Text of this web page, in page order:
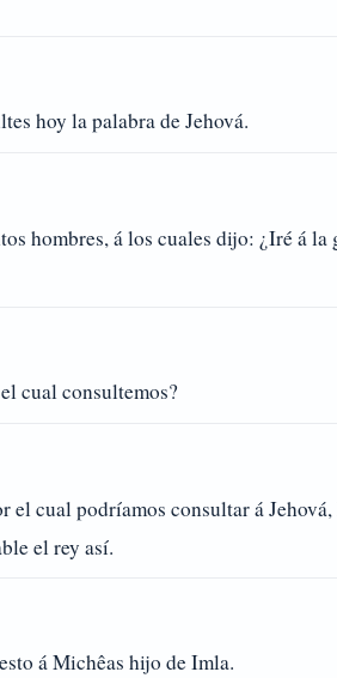
hoy la palabra de Jehová.
hombres, á los cuales dijo: ¿Iré á
cual consultemos?
cual podríamos consultar á
el rey así.
á Michêas hijo de Imla.